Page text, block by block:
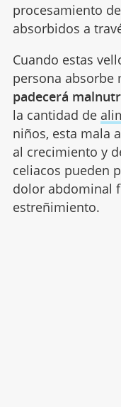
procesamiento
absorbidos a
Cuando estas
persona absorbe
padecerá
la cantidad de
niños, esta mala
al crecimiento y
celiacos pueden
dolor abdominal
estreñimiento.